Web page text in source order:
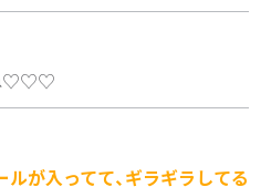
♡♡♡
が入ってて、ギラギラしてる